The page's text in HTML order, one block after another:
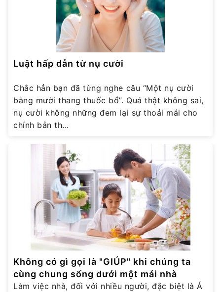
Luật hấp dẫn từ nụ cười
Chắc hẳn bạn đã từng nghe câu “Một nụ cười
bằng mười thang thuốc bổ”. Quả thật không sai,
nụ cười không những đem lại sự thoải mái cho
chính bản th...
Không có gì gọi là "GIÚP" khi chúng ta
cùng chung sống dưới một mái nhà
Làm việc nhà, đối với nhiều người, đặc biệt là Á